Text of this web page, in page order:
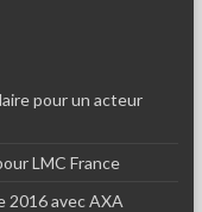
pour un acteur
LMC France
2016 avec AXA